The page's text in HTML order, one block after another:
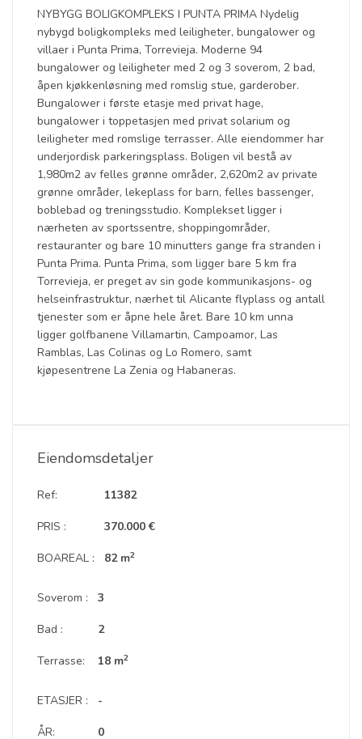
NYBYGG BOLIGKOMPLEKS I PUNTA PRIMA Nydelig
nybygd boligkompleks med leiligheter, bungalower og
villaer i Punta Prima, Torrevieja. Moderne 94
bungalower og leiligheter med 2 og 3 soverom, 2 bad,
åpen kjøkkenløsning med romslig stue, garderober.
Bungalower i første etasje med privat hage,
bungalower i toppetasjen med privat solarium og
leiligheter med romslige terrasser. Alle eiendommer har
underjordisk parkeringsplass. Boligen vil bestå av
1,980m2 av felles grønne områder, 2,620m2 av private
grønne områder, lekeplass for barn, felles bassenger,
boblebad og treningsstudio. Komplekset ligger i
nærheten av sportssentre, shoppingområder,
restauranter og bare 10 minutters gange fra stranden i
Punta Prima. Punta Prima, som ligger bare 5 km fra
Torrevieja, er preget av sin gode kommunikasjons- og
helseinfrastruktur, nærhet til Alicante flyplass og antall
tjenester som er åpne hele året. Bare 10 km unna
ligger golfbanene Villamartin, Campoamor, Las
Ramblas, Las Colinas og Lo Romero, samt
kjøpesentrene La Zenia og Habaneras.
Eiendomsdetaljer
Ref:
PRIS :
BOAREAL :
11382
370.000 €
82 m2
Soverom :
Bad :
Terrasse:
3
2
18 m2
ETASJER :
ÅR:
-
0